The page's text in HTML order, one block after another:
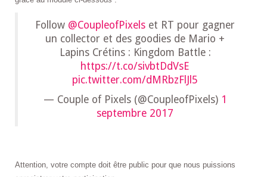
Follow @CoupleofPixels et RT pour gagner
un collector et des goodies de Mario +
Lapins Crétins : Kingdom Battle :
https://t.co/sivbtDdVsE
pic.twitter.com/dMRbzFlJl5
— Couple of Pixels (@CoupleofPixels) 1
septembre 2017
Attention, votre compte doit être public pour que nous puissions